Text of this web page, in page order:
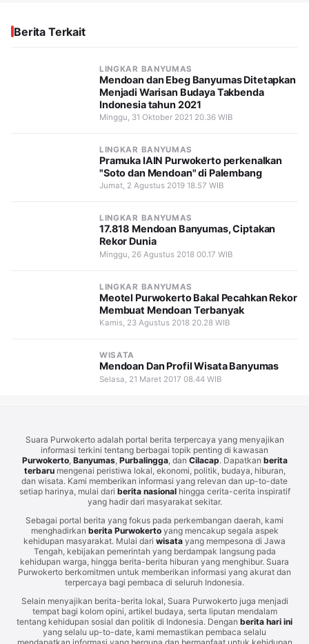
Berita Terkait
LINGKAR BANYUMAS
Mendoan dan Ebeg Banyumas Ditetapkan
Menjadi Warisan Budaya Takbenda
Indonesia tahun 2021
Minggu, 31 Oktober 2021 20.36 WIB
LINGKAR BANYUMAS
Pramuka IAIN Purwokerto perkenalkan
"Soto dan Mendoan" di Palembang
Jumat, 2 Agustus 2019 18.57 WIB
LINGKAR BANYUMAS
17.818 Mendoan Banyumas, Ciptakan
Rekor Dunia
Minggu, 26 Agustus 2018 00.17 WIB
LINGKAR BANYUMAS
Meotel Purwokerto Bakal Pecahkan Rekor
Membuat Mendoan Terbanyak
Kamis, 23 Agustus 2018 20.28 WIB
WISATA
Mendoan Dan Profil Wisata Banyumas
Selasa, 21 Maret 2017 08.44 WIB
Suara Purwokerto adalah portal berita terpercaya yang menyajikan
informasi terkini tentang berbagai topik penting di kawasan
Purwokerto, Banyumas, Purbalingga, dan Cilacap. Dapatkan berita
terbarumengenai peristiwa lokal, ekonomi, politik, budaya, hiburan,
dan wisata. Kami memberikan informasi yang relevan dan up-to-date
setiap harinya, mulai dari berita nasionalhingga cerita-cerita inspiratif
yang hadir dari masyarakat sekitar.
Sebagai portal berita yang fokus pada perkembangan daerah, kami
menghadirkan berita Purwokertoyang mencakup segala aspek
kehidupan masyarakat. Mulai dari wisata yang mempesona di Jawa
Tengah, kebijakan pemerintah yang berdampak langsung pada
kehidupan warga, hingga berita-berita hiburan yang menghibur. Suara
Purwokerto berkomitmen untuk memberikan informasi yang akurat dan
terpercaya bagi pembaca di seluruh Indonesia.
Selain menyajikan berita-berita lokal, Suara Purwokerto juga menjadi
tempat bagi kolom opini, artikel budaya, serta liputan mendalam
tentang kehidupan sosial dan politik di Indonesia. Dengan berita hari ini
yang selalu up-to-date, kami memastikan pembaca selalu
mendapatkan informasi yang berguna dan bermanfaat untuk kehidupan